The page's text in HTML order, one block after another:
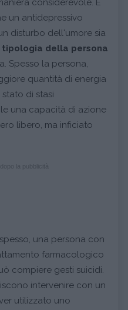
considerevole. È
un antidepressivo
disturbo dell'umore sia
della persona
Spesso la persona,
quantità di energia
di stasi
una capacità di azione
libero, ma inficiato
una persona con
farmacologico
compiere gesti suicidi.
intervenire con un
utilizzato uno